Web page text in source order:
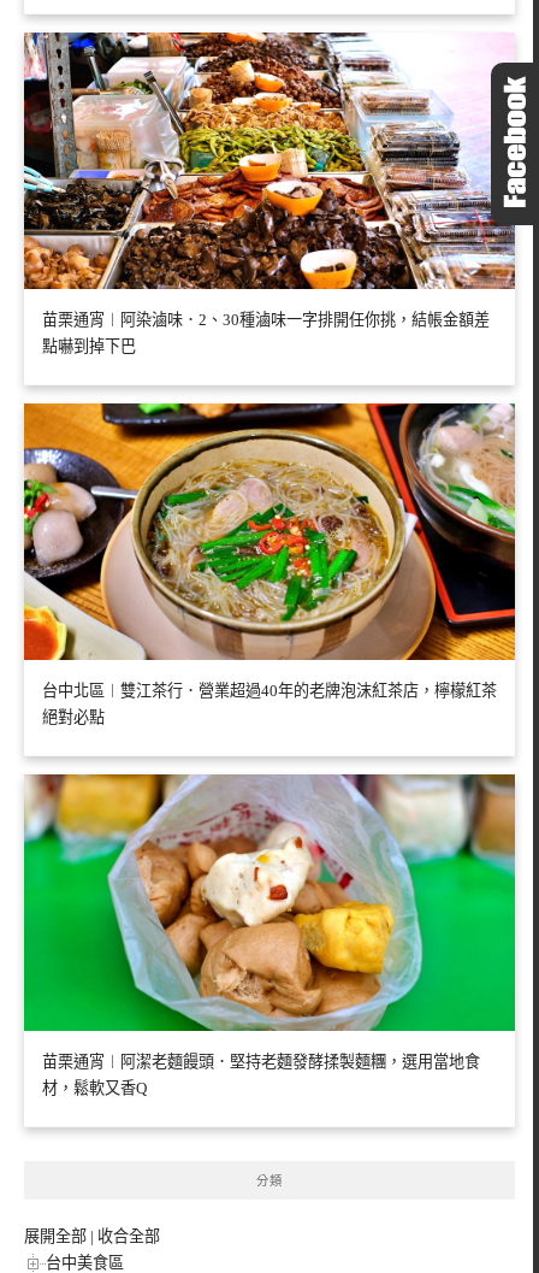
苗栗通宵︱阿染滷味．2、30種滷味一字排開任你挑，結帳金額差
點嚇到掉下巴
台中北區︱雙江茶行．營業超過40年的老牌泡沫紅茶店，檸檬紅茶
絕對必點
苗栗通宵︱阿潔老麵饅頭．堅持老麵發酵揉製麵糰，選用當地食
材，鬆軟又香Q
分類
展開全部 | 收合全部
台中美食區